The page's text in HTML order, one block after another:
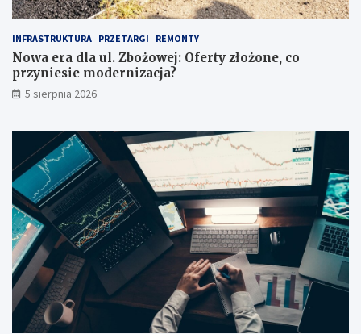
r
e
d
z
a
p
m
?
i
!INFRASTRUKTURA PRZETARGI REMONTY
Nowa era dla ul. Zbożowej: Oferty złożone, co
przyniesie modernizacja?
5 sierpnia 2026